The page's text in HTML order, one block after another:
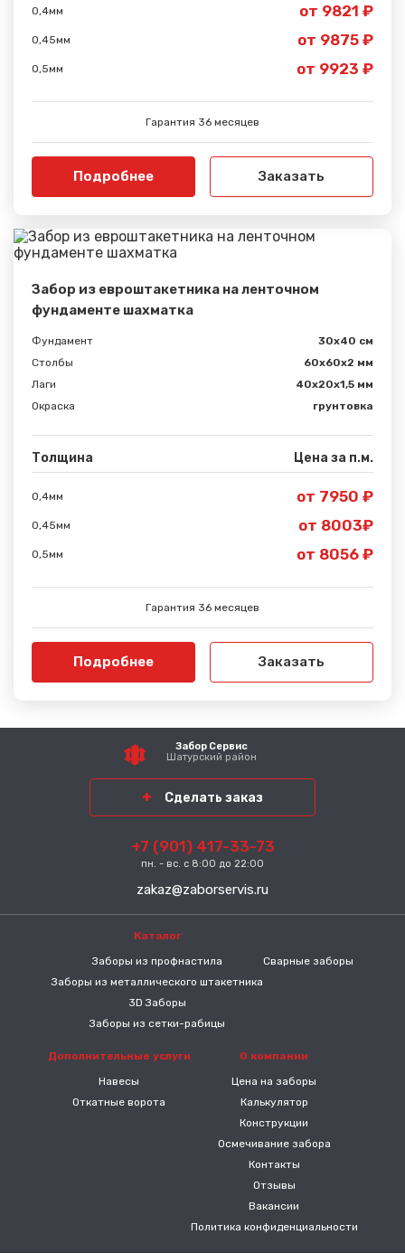
0,4мм от 9821 ₽
0,45мм от 9875 ₽
0,5мм от 9923 ₽
Гарантия 36 месяцев
Подробнее Заказать
Забор из евроштакетника на ленточном
фундаменте шахматка
Фундамент
30x40 см
Столбы
60х60х2 мм
Лаги
40х20х1,5 мм
Окраска
грунтовка
Толщина Цена за п.м.
0,4мм от 7950 ₽
0,45мм от 8003₽
0,5мм от 8056 ₽
Гарантия 36 месяцев
Подробнее Заказать
Забор Сервис
Шатурский район
Сделать заказ
+7 (901) 417-33-73
пн. - вс. с 8:00 до 22:00
zakaz@zaborservis.ru
Каталог
Заборы из профнастила
Заборы из металлического штакетника
3D Заборы
Заборы из сетки-рабицы
Сварные заборы
Дополнительные услуги
Навесы
Откатные ворота
О компании
Цена на заборы
Калькулятор
Конструкции
Осмечивание забора
Контакты
Отзывы
Вакансии
Политика конфиденциальности